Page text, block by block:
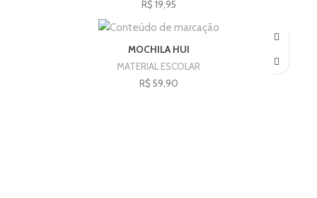
R$ 19,95
MOCHILA HUI
MATERIAL ESCOLAR
R$ 59,90